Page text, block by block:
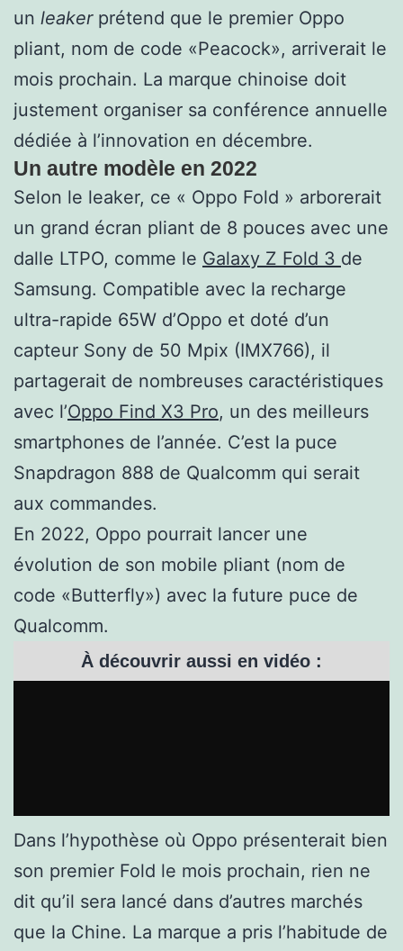
un leakerprétend que le premier Oppo
pliant, nom de code «Peacock», arriverait le
mois prochain. La marque chinoise doit
justement organiser sa conférence annuelle
dédiée à l’innovation en décembre.
Un autre modèle en 2022
Selon le leaker, ce « Oppo Fold » arborerait
un grand écran pliant de 8 pouces avec une
dalle LTPO, comme le Galaxy Z Fold 3 de
Samsung. Compatible avec la recharge
ultra-rapide 65W d’Oppo et doté d’un
capteur Sony de 50 Mpix (IMX766), il
partagerait de nombreuses caractéristiques
avec l’Oppo Find X3 Pro, un des meilleurs
smartphones de l’année. C’est la puce
Snapdragon 888 de Qualcomm qui serait
aux commandes.
En 2022, Oppo pourrait lancer une
évolution de son mobile pliant (nom de
code «Butterfly») avec la future puce de
Qualcomm.
À découvrir aussi en vidéo :
Dans l’hypothèse où Oppo présenterait bien
son premier Fold le mois prochain, rien ne
dit qu’il sera lancé dans d’autres marchés
que la Chine. La marque a pris l’habitude de